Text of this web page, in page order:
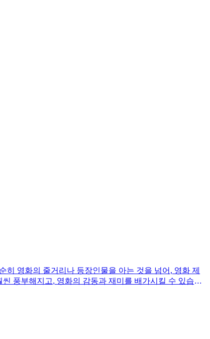
영화의 줄거리나 등장인물을 아는 것을 넘어, 영화 제
풍부해지고, 영화의 감동과 재미를 배가시킬 수 있습니
를 더욱 깊이 사랑하게 만드는 매개체가 됩니다. 더 나